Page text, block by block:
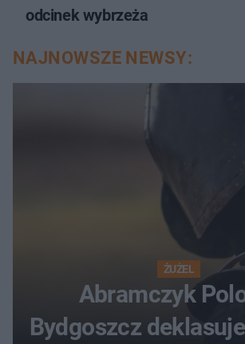
odcinek wybrzeża
NAJNOWSZE NEWSY:
ŻUŻEL
Abramczyk
Bydgoszcz